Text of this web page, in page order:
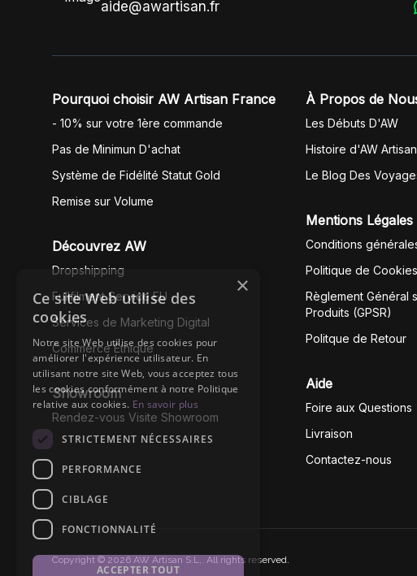
aide@awartisan.fr
Pourquoi choisir AW Artisan France
- 10% sur votre 1ère commande
Pas de Minimun D'achat
Système de Fidélité Statut Gold
Remise sur Volume
Découvrez AW
Dropshipping
Fullfilment Service EU
Services de Marketing Digital
Commerce Éthique
Showroom
Rendez-vous Visite Showroom
À Propos de
Les Débuts D'AW
Histoire d'AW
Le Blog Des
Mentions Légales
Conditions
Politique de Cookies
Règlement Général
Produits (GPSR)
Politque de Retour
Aide
Foire aux Questions
Livraison
Contactez-nous
Copyright © 2026 AW Artisan S.L,. All rights reserved.
×
Ce site Web utilise des
cookies
Notre site Web utilise des cookies pour
améliorer l'expérience utilisateur. En
utilisant notre site Web, vous acceptez tous
les cookies conformément à notre Politique
relative aux cookies. En savoir plus
STRICTEMENT NÉCESSAIRES
PERFORMANCE
CIBLAGE
FONCTIONNALITÉ
ACCEPTER TOUT